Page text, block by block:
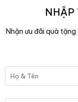
NHẬP
Nhận ưu đãi quà